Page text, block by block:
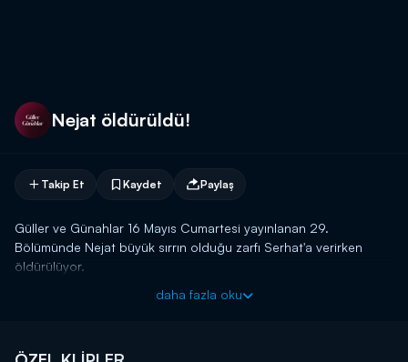
Nejat öldürüldü!
Takip Et Kaydet Paylaş
Güller ve Günahlar 16 Mayıs Cumartesi yayınlanan 29.
Bölümünde Nejat büyük sırrın olduğu zarfı Serhat'a verirken
öldürülüyor.
Güller ve Günahlar yeni bölümleriyle cumartesi akşamı
daha fazla oku